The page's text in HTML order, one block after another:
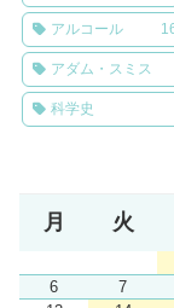
アルコール
アダム・スミス
科学史
月 火
6
7